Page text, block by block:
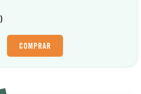
COMPRAR